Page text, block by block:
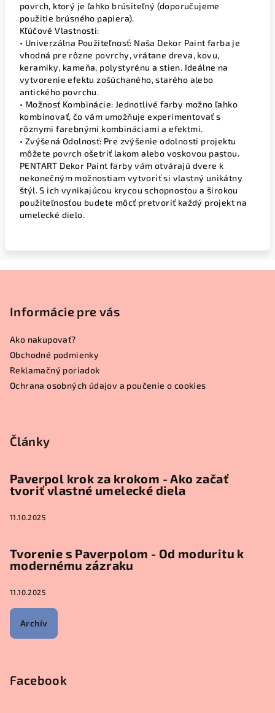
povrch, ktorý je ľahko brúsiteľný (doporučujeme
použitie brúsného papiera).
Kľúčové Vlastnosti:
• Univerzálna Použiteľnosť: Naša Dekor Paint farba je
vhodná pre rôzne povrchy, vrátane dreva, kovu,
keramiky, kameňa, polystyrénu a stien. Ideálne na
vytvorenie efektu zošúchaného, starého alebo
antického povrchu.
• Možnosť Kombinácie: Jednotlivé farby možno ľahko
kombinovať, čo vám umožňuje experimentovať s
rôznymi farebnými kombináciami a efektmi.
• Zvýšená Odolnosť: Pre zvýšenie odolnosti projektu
môžete povrch ošetriť lakom alebo voskovou pastou.
PENTART Dekor Paint farby vám otvárajú dvere k
nekonečným možnostiam vytvoriť si vlastný unikátny
štýl. S ich vynikajúcou krycou schopnosťou a širokou
použiteľnosťou budete môcť pretvoriť každý projekt na
umelecké dielo.
Informácie pre vás
Ako nakupovať?
Obchodné podmienky
Reklamačný poriadok
Ochrana osobných údajov a poučenie o cookies
Články
Paverpol krok za krokom - Ako začať
tvoriť vlastné umelecké diela
11.10.2025
Tvorenie s Paverpolom - Od moduritu k
modernému zázraku
11.10.2025
Archív
Facebook